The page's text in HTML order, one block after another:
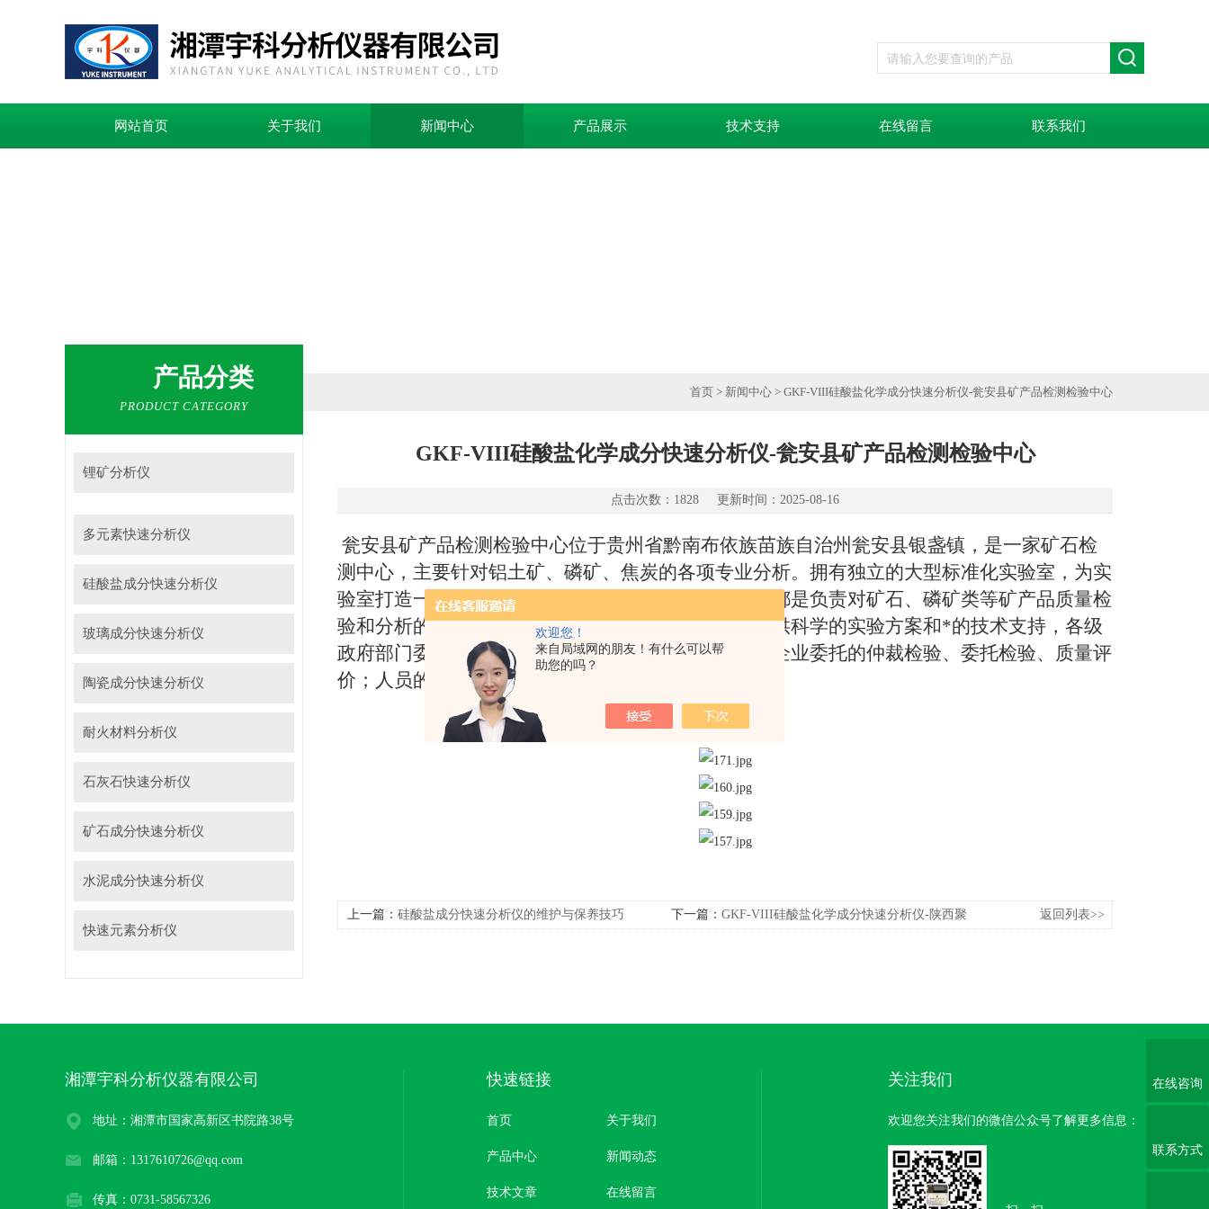
欢迎您！
来自局域网的朋友！有什么可以帮
助您的吗？
网站首页 关于我们 新闻中心 产品展示 技术支持 在线留言 联系我们
产品分类
PRODUCT CATEGORY
锂矿分析仪
多元素快速分析仪
硅酸盐成分快速分析仪
玻璃成分快速分析仪
陶瓷成分快速分析仪
耐火材料分析仪
石灰石快速分析仪
矿石成分快速分析仪
水泥成分快速分析仪
快速元素分析仪
首页 > 新闻中心 > GKF-VIII硅酸盐化学成分快速分析仪-瓮安县矿产品检测检验中心
GKF-VIII硅酸盐化学成分快速分析仪-瓮安县矿产品检测检验中心
点击次数：1828 更新时间：2025-08-16
瓮安县矿产品检测检验中心位于贵州省黔南布依族苗族自治州瓮安县银盏镇，是一家矿石检
测中心，主要针对铝土矿、磷矿、焦炭的各项专业分析。拥有独立的大型标准化实验室，为实
验室打造一套高效的管理体系，并且矿产品检验人员都是负责对矿石、磷矿类等矿产品质量检
验和分析的专业人员，严控把控实验细节，为客户提供科学的实验方案和*的技术支持，各级
政府部门委托的产品质量监督抽查和产品质量评价；企业委托的仲裁检验、委托检验、质量评
价；人员的培训与技术推广。并出具专业的检测报告。
上一篇： 硅酸盐成分快速分析仪的维护与保养技巧 下一篇： GKF-VIII硅酸盐化学成分快速分析仪-陕西聚
返回列表>>
湘潭宇科分析仪器有限公司
地址：湘潭市国家高新区书院路38号
邮箱：1317610726@qq.com
传真：0731-58567326
快速链接
首页 关于我们
产品中心 新闻动态
技术文章 在线留言
关注我们
欢迎您关注我们的微信公众号了解更多信息：
在线咨询
联系方式